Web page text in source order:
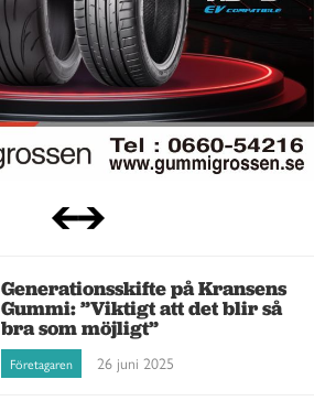
Generationsskifte på Kransens
Gummi: ”Viktigt att det blir så
bra som möjligt”
Företagaren 26 juni 2025